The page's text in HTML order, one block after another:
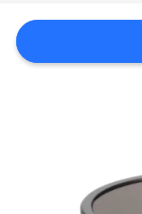
WYCENĘ
SITEMAP